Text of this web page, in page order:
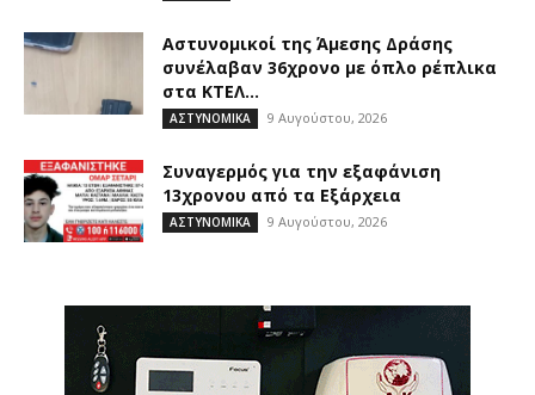
Αστυνομικοί της Άμεσης Δράσης
συνέλαβαν 36χρονο με όπλο ρέπλικα
στα ΚΤΕΛ...
ΑΣΤΥΝΟΜΙΚΑ 9 Αυγούστου, 2026
Συναγερμός για την εξαφάνιση
13χρονου από τα Εξάρχεια
ΑΣΤΥΝΟΜΙΚΑ 9 Αυγούστου, 2026